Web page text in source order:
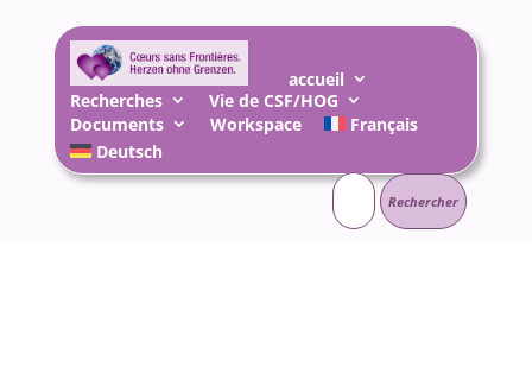
accueil
Recherches
Vie de CSF/HOG
Documents
Workspace
Français
Deutsch
Rechercher :